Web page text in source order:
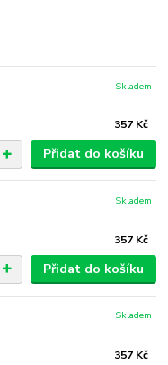
357 Kč
Skladem
Přidat do košíku
357 Kč
Skladem
Přidat do košíku
357 Kč
Skladem